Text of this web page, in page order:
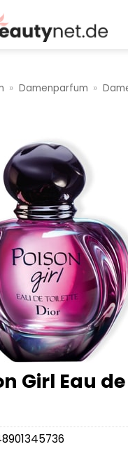
» Damenparfum »
Girl Eau de